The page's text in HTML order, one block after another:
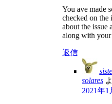
You ave made
checked on
about the issue
along with
返信
solares
2021年1